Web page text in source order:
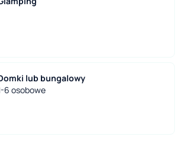
lub bungalowy
6 osobowe